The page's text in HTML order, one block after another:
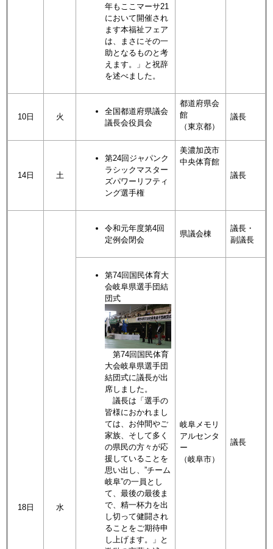
年もここマーサ21
において開催され
ます本福祉フェア
は、まさにその一
助となるものと考
えます。」と祝辞
を述べました。
10日 火
全国都道府県議会
議長会役員会
都道府県会
館
（東京都）
議長
14日 土
第24回ジャパンク
ラシックマスター
ズパワーリフティ
ング選手権
美濃加茂市
中央体育館
議長
18日 水
令和元年度第4回
定例会閉会
県議会棟
議長・
副議長
第74回国民体育大
会岐阜県選手団結
団式
第74回国民体育
大会岐阜県選手団
結団式に議長が出
席しました。
議長は「選手の
皆様におかれまし
ては、お仲間やご
家族、そして多く
の県民の方々が応
援していることを
思い出し、”チーム
岐阜”の一員とし
て、最後の最後ま
で、精一杯力を出
し切って健闘され
ることをご期待申
し上げます。」と
岐阜メモリ
アルセンタ
ー
（岐阜市）
議長